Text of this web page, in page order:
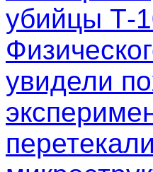
убийцы Т-
увидели